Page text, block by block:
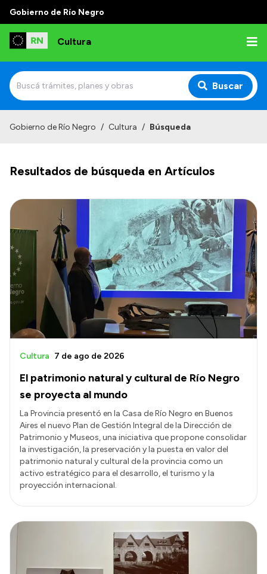
Gobierno de Río Negro
Cultura
Buscar
Funciones
Autoridades
Delegaciones
Normativa
Transparencia
Presupuesto
Boletín Oficial
Compras y licitaciones
Consulta de pago a proveedores
Convocatorias
Intranet
Login
Gobierno de Río Negro / Cultura / Búsqueda
Resultados de búsqueda en Artículos
El patrimonio natural y cultural de Río Negro
se proyecta al mundo
Cultura 7 de ago de 2026
La Provincia presentó en la Casa de Río Negro en Buenos
Aires el nuevo Plan de Gestión Integral de la Dirección de
Patrimonio y Museos, una iniciativa que propone consolidar
la investigación, la preservación y la puesta en valor del
patrimonio natural y cultural de la provincia como un
activo estratégico para el desarrollo, el turismo y la
proyección internacional.